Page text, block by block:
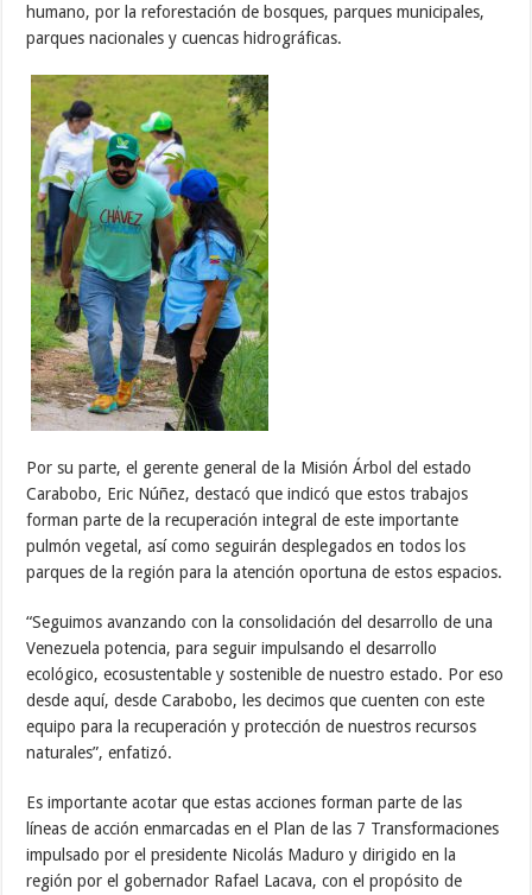
humano, por la reforestación de bosques, parques municipales,
parques nacionales y cuencas hidrográficas.
Por su parte, el gerente general de la Misión Árbol del estado
Carabobo, Eric Núñez, destacó que indicó que estos trabajos
forman parte de la recuperación integral de este importante
pulmón vegetal, así como seguirán desplegados en todos los
parques de la región para la atención oportuna de estos espacios.
“Seguimos avanzando con la consolidación del desarrollo de una
Venezuela potencia, para seguir impulsando el desarrollo
ecológico, ecosustentable y sostenible de nuestro estado. Por eso
desde aquí, desde Carabobo, les decimos que cuenten con este
equipo para la recuperación y protección de nuestros recursos
naturales”, enfatizó.
Es importante acotar que estas acciones forman parte de las
líneas de acción enmarcadas en el Plan de las 7 Transformaciones
impulsado por el presidente Nicolás Maduro y dirigido en la
región por el gobernador Rafael Lacava, con el propósito de